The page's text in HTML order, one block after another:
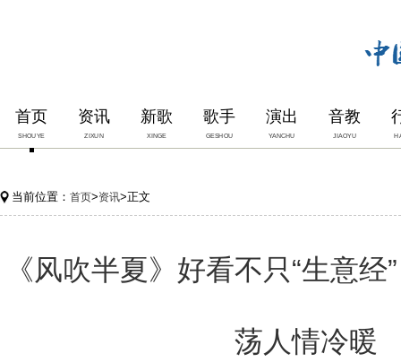
首页
SHOUYE
资讯
ZIXUN
新歌
XINGE
歌手
GESHOU
演出
YANCHU
音教
JIAOYU
当前位置： 首页>资讯>正文
《风吹半夏》好看不只“生意
荡人情冷暖